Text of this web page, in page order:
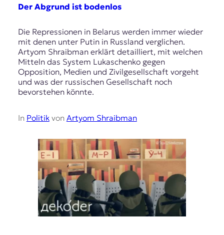
Der Abgrund ist bodenlos
Die Repressionen in Belarus werden immer wieder
mit denen unter Putin in Russland verglichen.
Artyom Shraibman erklärt detailliert, mit welchen
Mitteln das System Lukaschenko gegen
Opposition, Medien und Zivilgesellschaft vorgeht
und was der russischen Gesellschaft noch
bevorstehen könnte.
In Politikvon Artyom Shraibman